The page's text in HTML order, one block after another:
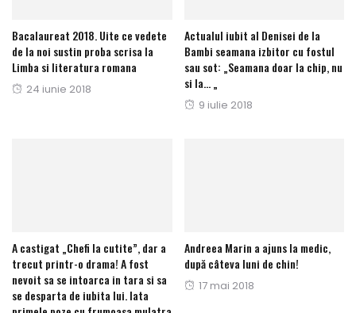
Bacalaureat 2018. Uite ce vedete
de la noi sustin proba scrisa la
Limba si literatura romana
Posted
24 iunie 2018
Actualul iubit al Denisei de la
Bambi seamana izbitor cu fostul
sau sot: „Seamana doar la chip, nu
si la… „
Posted
9 iulie 2018
A castigat „Chefi la cutite”, dar a
trecut printr-o drama! A fost
nevoit sa se intoarca in tara si sa
se desparta de iubita lui. Iata
Andreea Marin a ajuns la medic,
după câteva luni de chin!
Posted
17 mai 2018